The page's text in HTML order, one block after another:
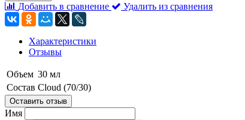
Добавить в сравнение Удалить из сравнения
Характеристики
Отзывы
Объем 30 мл
Состав Cloud (70/30)
Оставить отзыв
Имя